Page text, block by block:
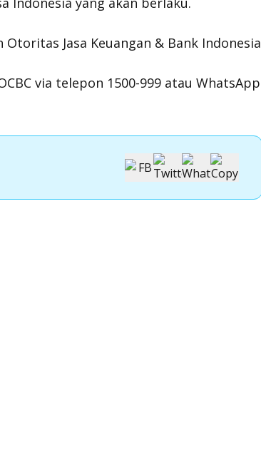
Jasa Keuangan & Bank Indonesia
via telepon 1500-999 atau WhatsApp